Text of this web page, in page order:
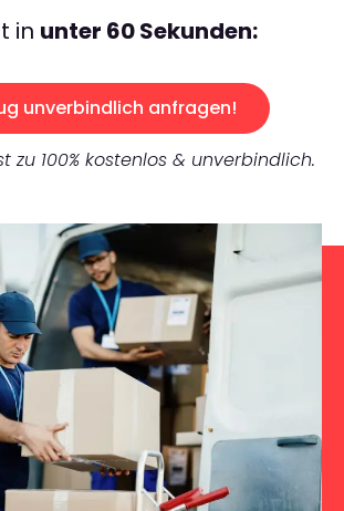
in unter 60 Sekunden:
unverbindlich anfragen!
zu 100% kostenlos & unverbindlich.